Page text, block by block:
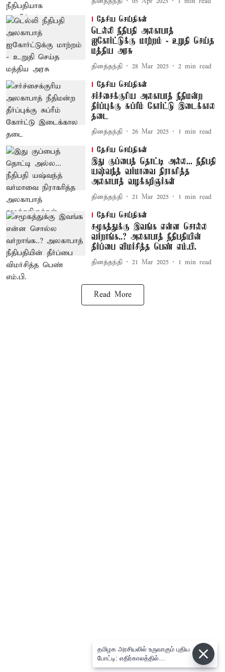
தேசிய செய்திகள்
டெல்லி நீதிபதி அலகாபாத்
ஐகோர்ட்டுக்கு மாற்றம் - உறுதி செய்த
மத்திய அரசு
தினத்தந்தி 28 Mar 2025 2 min read
தேசிய செய்திகள்
சர்ச்சைக்குரிய அலகாபாத் நீதிமன்ற
தீர்ப்புக்கு சுப்ரீம் கோர்ட்டு இடைக்கால
தடை
தினத்தந்தி 26 Mar 2025 1 min read
தேசிய செய்திகள்
இது குப்பைத் தொட்டி அல்ல... நீதிபதி
யஷ்வந்த் வர்மாவை நிராகரித்த
அலகாபாத் வழக்கறிஞர்கள்
தினத்தந்தி 21 Mar 2025 1 min read
தேசிய செய்திகள்
சமூகத்துக்கு இவங்க என்ன சொல்ல
வர்றாங்க..? அலகாபாத் நீதிபதியின்
தீர்ப்பை விமர்சித்த பெண் எம்.பி.
தினத்தந்தி 21 Mar 2025 1 min read
Read More
தமிழக அரசியலில் உருவாகும் புதிய
போட்டி: எதிர்காலத்தில்
விஜய்க்கும், தனுசுக்கும்